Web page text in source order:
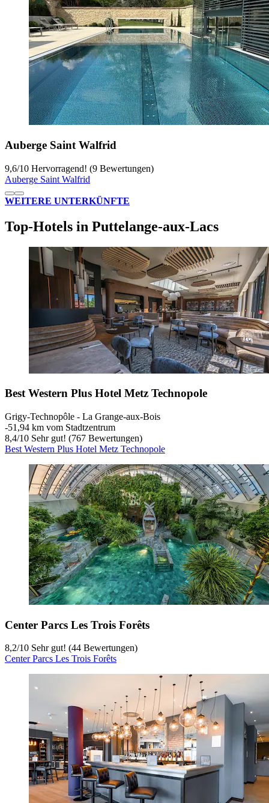
Auberge Saint Walfrid
9,6/10 Hervorragend! (9 Bewertungen)
Auberge Saint Walfrid
WEITERE UNTERKÜNFTE
Top-Hotels in Puttelange-aux-Lacs
Best Western Plus Hotel Metz Technopole
Grigy-Technopôle - La Grange-aux-Bois
‐51,94 km vom Stadtzentrum
8,4/10 Sehr gut! (767 Bewertungen)
Best Western Plus Hotel Metz Technopole
Center Parcs Les Trois Forêts
8,2/10 Sehr gut! (44 Bewertungen)
Center Parcs Les Trois Forêts